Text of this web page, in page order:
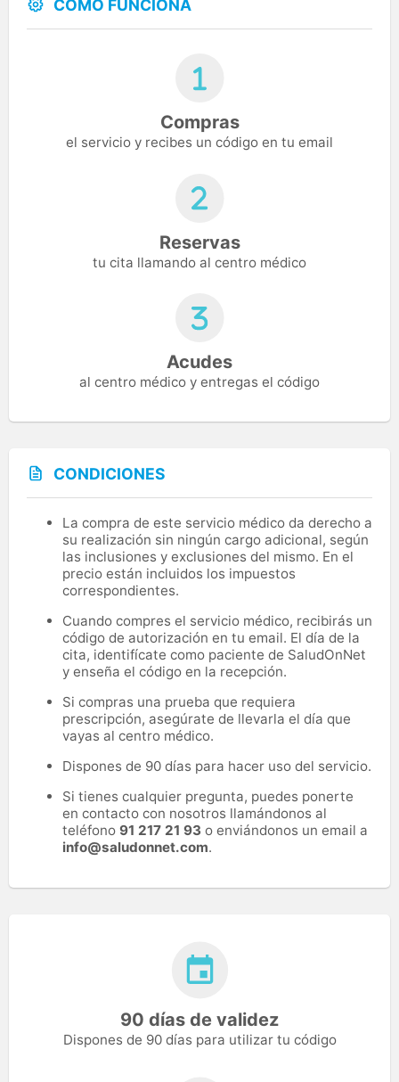
CÓMO FUNCIONA
Compras
el servicio y recibes un código en tu email
Reservas
tu cita llamando al centro médico
Acudes
al centro médico y entregas el código
CONDICIONES
La compra de este servicio médico da derecho a
su realización sin ningún cargo adicional, según
las inclusiones y exclusiones del mismo. En el
precio están incluidos los impuestos
correspondientes.
Cuando compres el servicio médico, recibirás un
código de autorización en tu email. El día de la
cita, identifícate como paciente de SaludOnNet
y enseña el código en la recepción.
Si compras una prueba que requiera
prescripción, asegúrate de llevarla el día que
vayas al centro médico.
Dispones de 90 días para hacer uso del servicio.
Si tienes cualquier pregunta, puedes ponerte
en contacto con nosotros llamándonos al
teléfono 91 217 21 93 o enviándonos un email a
info@saludonnet.com.
90 días de validez
Dispones de 90 días para utilizar tu código